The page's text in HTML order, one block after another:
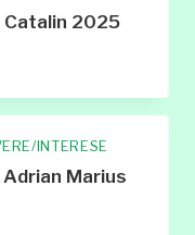
Catalin 2025
INTERESE
Marius